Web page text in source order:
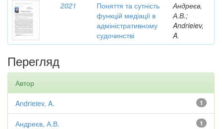
2021
Поняття та сутність
функцій медіації в
адміністративному
судочинстві
Андреєв,
А.В.;
Andrieiev,
A.
Перегляд
Автор
1
Andrieiev, A.
1
Андреєв, А.В.